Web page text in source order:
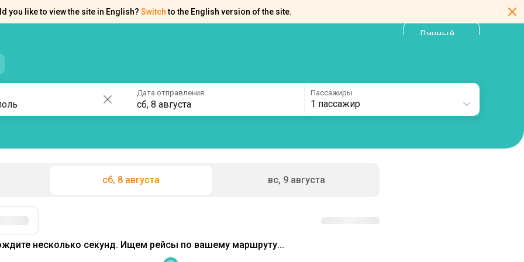
you like to view the site in English? Switch to the English version of the site.
Личный
сб, 8 августа вс, 9 августа
несколько секунд. Ищем рейсы по вашему маршруту...